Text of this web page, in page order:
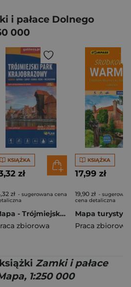
i pałace Dolnego
000
KSIĄŻKA
zł
zł - sugerowana cena
Mapa - Trójmiejski Park Krajobrazowy 1:25 000
zbiorowa
KSIĄŻKA
17,99 zł
19,90 zł -
cena detaliczna
Praca zbiorowa
Zamki i pałace
1:250 000